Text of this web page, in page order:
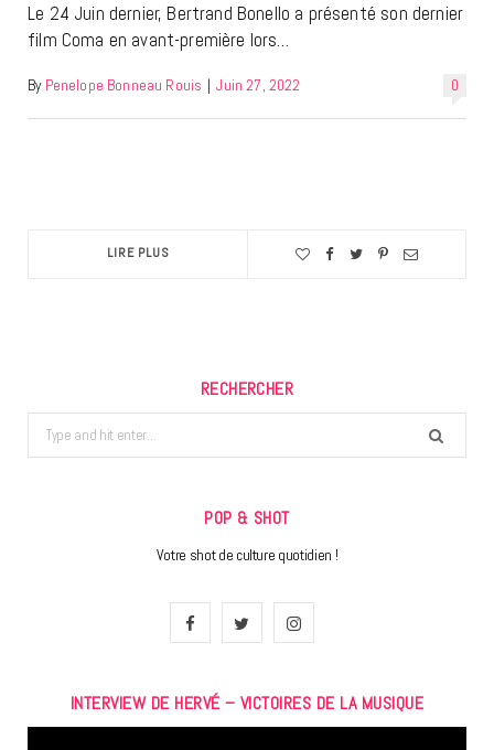
Le 24 Juin dernier, Bertrand Bonello a présenté son dernier
film Coma en avant-première lors…
0
By Penelope Bonneau Rouis | Juin 27, 2022
LIRE PLUS
RECHERCHER
Search
for:
POP & SHOT
Votre shot de culture quotidien !
F
c
i
I
s
INTERVIEW DE HERVÉ – VICTOIRES DE LA MUSIQUE